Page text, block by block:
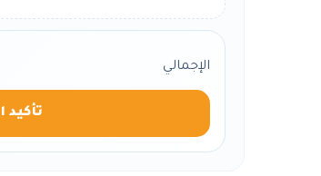
الإجمالي
تأكيد